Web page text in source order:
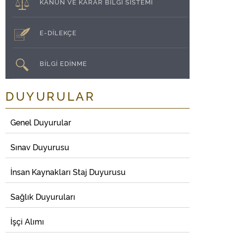
E-DİLEKÇE
BİLGİ EDİNME
DUYURULAR
Genel Duyurular
Sınav Duyurusu
İnsan Kaynakları Staj Duyurusu
Sağlık Duyuruları
İşçi Alımı